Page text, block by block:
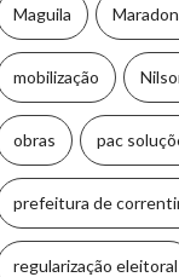
Maguila
mobilização
obras pac
prefeitura de
regularização eleitoral